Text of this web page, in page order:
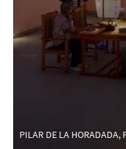
PILAR DE LA HORADADA,